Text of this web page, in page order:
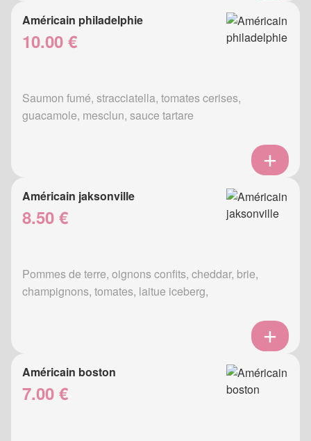
Américain philadelphie
10.00 €
Saumon fumé, stracciatella, tomates cerises,
guacamole, mesclun, sauce tartare
Américain jaksonville
8.50 €
Pommes de terre, oignons confits, cheddar, brie,
champignons, tomates, laitue iceberg,
Américain boston
7.00 €